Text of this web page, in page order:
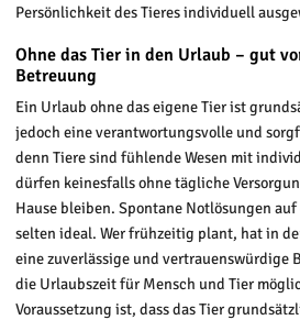
Persönlichkeit des Tieres individuell
Ohne das Tier in den Urlaub – gut
Betreuung
Ein Urlaub ohne das eigene Tier ist
jedoch eine verantwortungsvolle und
denn Tiere sind fühlende Wesen mit
dürfen keinesfalls ohne tägliche
Hause bleiben. Spontane Notlösungen
selten ideal. Wer frühzeitig plant, hat in
eine zuverlässige und vertrauenswürdige
die Urlaubszeit für Mensch und Tier
Voraussetzung ist, dass das Tier